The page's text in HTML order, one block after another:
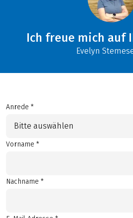
Ich freue mich auf
Evelyn
Anrede *
Bitte auswählen
Vorname *
Nachname *